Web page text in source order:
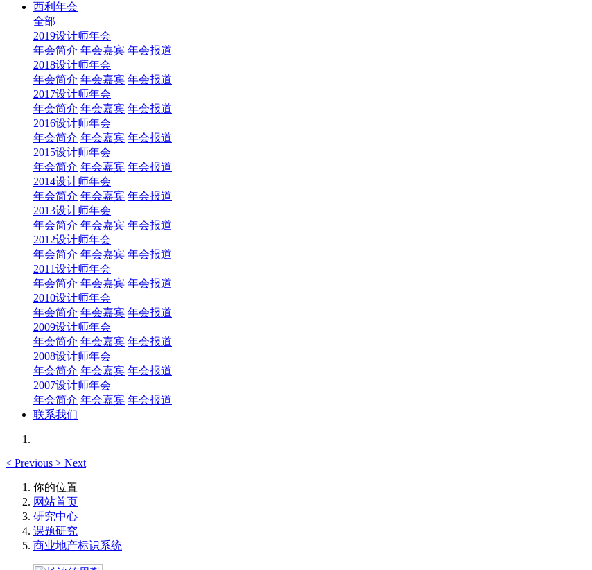
西利年会
全部
2019设计师年会
年会简介 年会嘉宾 年会报道
2018设计师年会
年会简介 年会嘉宾 年会报道
2017设计师年会
年会简介 年会嘉宾 年会报道
2016设计师年会
年会简介 年会嘉宾 年会报道
2015设计师年会
年会简介 年会嘉宾 年会报道
2014设计师年会
年会简介 年会嘉宾 年会报道
2013设计师年会
年会简介 年会嘉宾 年会报道
2012设计师年会
年会简介 年会嘉宾 年会报道
2011设计师年会
年会简介 年会嘉宾 年会报道
2010设计师年会
年会简介 年会嘉宾 年会报道
2009设计师年会
年会简介 年会嘉宾 年会报道
2008设计师年会
年会简介 年会嘉宾 年会报道
2007设计师年会
年会简介 年会嘉宾 年会报道
联系我们
< Previous > Next
你的位置
网站首页
研究中心
课题研究
商业地产标识系统